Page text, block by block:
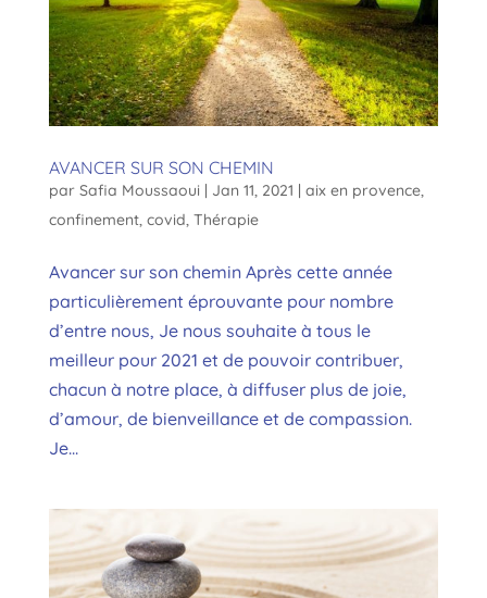
AVANCER SUR SON CHEMIN
par Safia Moussaoui | Jan 11, 2021 | aix en provence,
confinement, covid, Thérapie
Avancer sur son chemin Après cette année
particulièrement éprouvante pour nombre
d’entre nous, Je nous souhaite à tous le
meilleur pour 2021 et de pouvoir contribuer,
chacun à notre place, à diffuser plus de joie,
d’amour, de bienveillance et de compassion.
Je...